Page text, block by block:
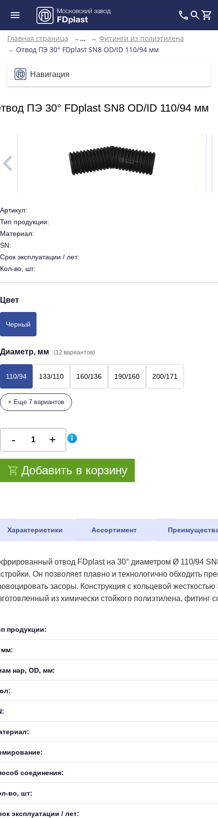
Главная страница → ... → Фитинги из полиэтилена
→ Отвод ПЭ 30° FDplast SN8 OD/ID 110/94 мм
Навигация
ПЭ 30° FDplast SN8 OD/ID 110/94 мм
Артикул:
Тип продукции:
Материал:
SN:
Срок эксплуатации / лет:
Кол-во, шт:
Цвет
Черный
Диаметр, мм (12 вариантов)
110/94 133/110 160/136 190/160 200/171
+ Еще 7 вариантов
Добавить в корзину
Характеристики Ассортимент
отвод FDplast на 30° диаметром Ø 110/94
Он позволяет плавно и технологично обходить
засоры. Конструкция с кольцевой
из химически стойкого полиэтилена, фитинг
продукции:
мм:
нар, OD, мм:
соединения:
во, шт:
эксплуатации / лет: